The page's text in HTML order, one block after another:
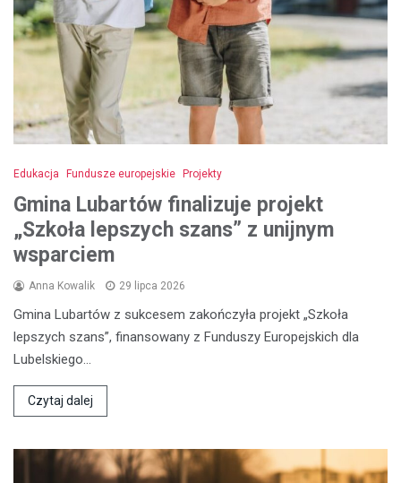
Edukacja Fundusze europejskie Projekty
Gmina Lubartów finalizuje projekt
„Szkoła lepszych szans” z unijnym
wsparciem
Anna Kowalik 29 lipca 2026
Gmina Lubartów z sukcesem zakończyła projekt „Szkoła
lepszych szans”, finansowany z Funduszy Europejskich dla
Lubelskiego…
Czytaj dalej